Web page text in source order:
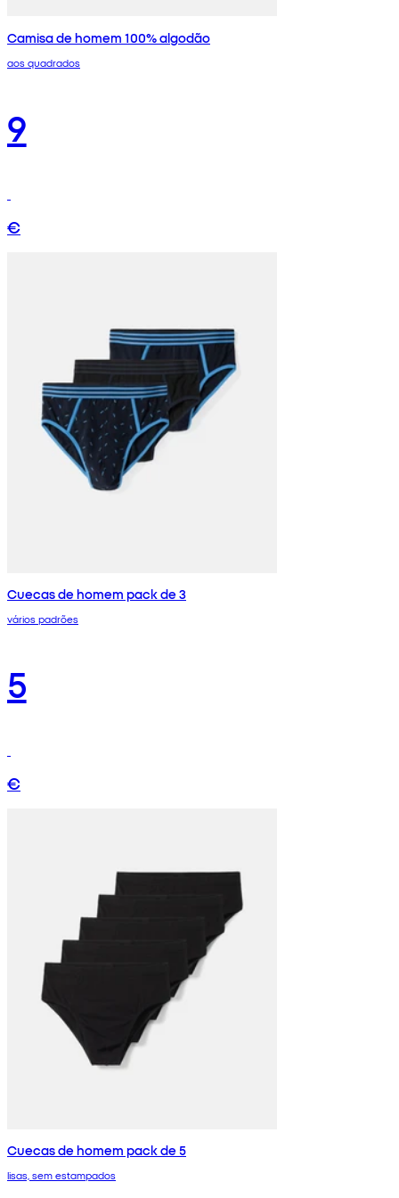
Camisa de homem 100% algodão
aos quadrados
9
€
Cuecas de homem pack de 3
vários padrões
5
€
Cuecas de homem pack de 5
lisas, sem estampados